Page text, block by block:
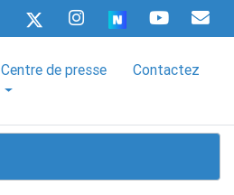
Centre de presse Contactez